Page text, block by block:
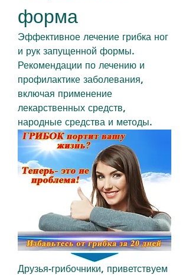
форма
Эффективное лечение грибка ног
и рук запущенной формы.
Рекомендации по лечению и
профилактике заболевания,
включая применение
лекарственных средств,
народные средства и методы.
Друзья-грибочники, приветствуем